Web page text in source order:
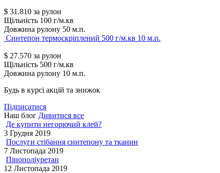
$ 31.810 за рулон
Щільність 100 г/м.кв
Довжина рулону 50 м.п.
Синтепон термоскріплений 500 г/м.кв 10 м.п.
$ 27.570 за рулон
Щільність 500 г/м.кв
Довжина рулону 10 м.п.
Будь в курсі акцій та знижок
Підписатися
Наш блог Дивитися все
Де купити негорючий клей?
3 Грудня 2019
Послуги стібання синтепону та тканин
7 Листопада 2019
Пінополіуретан
12 Листопада 2019